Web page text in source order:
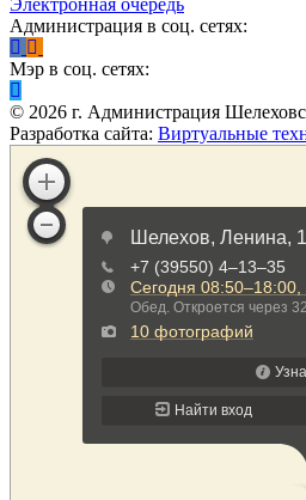
Администрация в соц. сетях:
Мэр в соц. сетях:
© 2026 г. Администрация
Разработка сайта: Виртуальные